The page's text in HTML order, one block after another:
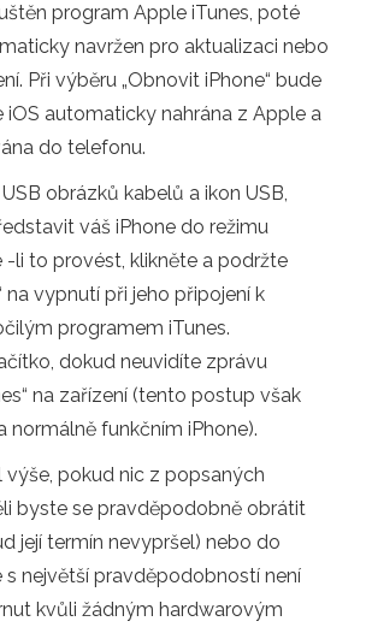
program Apple iTunes, poté
navržen pro aktualizaci nebo
Při výběru „Obnovit iPhone“ bude
iOS automaticky nahrána z Apple a
do telefonu.
obrázků kabelů a ikon USB,
váš iPhone do režimu
-li to provést, klikněte a podržte
na vypnutí při jeho připojení k
programem iTunes.
dokud neuvidíte zprávu
na zařízení (tento postup však
normálně funkčním iPhone).
výše, pokud nic z popsaných
byste se pravděpodobně obrátit
její termín nevypršel) nebo do
s největší pravděpodobností není
kvůli žádným hardwarovým